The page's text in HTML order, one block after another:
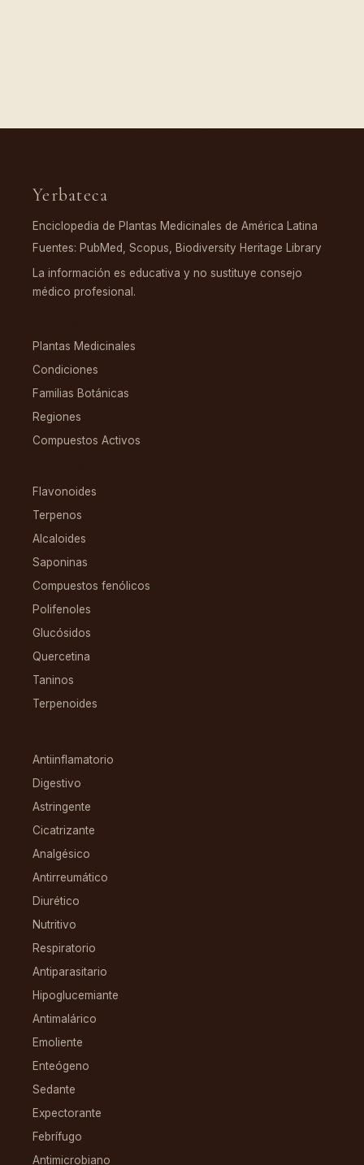
Yerbateca
Enciclopedia de Plantas Medicinales de América Latina
Fuentes: PubMed, Scopus, Biodiversity Heritage Library
La información es educativa y no sustituye consejo
médico profesional.
Plantas Medicinales
Condiciones
Familias Botánicas
Regiones
Compuestos Activos
Flavonoides
Terpenos
Alcaloides
Saponinas
Compuestos fenólicos
Polifenoles
Glucósidos
Quercetina
Taninos
Terpenoides
Antiinflamatorio
Digestivo
Astringente
Cicatrizante
Analgésico
Antirreumático
Diurético
Nutritivo
Respiratorio
Antiparasitario
Hipoglucemiante
Antimalárico
Emoliente
Enteógeno
Sedante
Expectorante
Febrífugo
Antimicrobiano